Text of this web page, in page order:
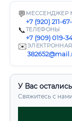
💬 МЕССЕНДЖЕР
+7 (920) 211-
📞ТЕЛЕФОНЫ
+7 (909) 019-
✉️
У Вас
Свяжитесь с